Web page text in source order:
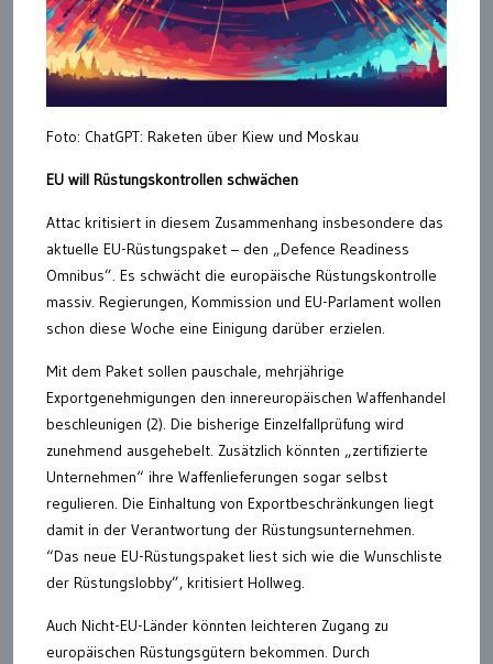
Foto: ChatGPT: Raketen über Kiew und Moskau
EU will Rüstungskontrollen schwächen
Attac kritisiert in diesem Zusammenhang insbesondere das
aktuelle EU-Rüstungspaket – den „Defence Readiness
Omnibus”. Es schwächt die europäische Rüstungskontrolle
massiv. Regierungen, Kommission und EU-Parlament wollen
schon diese Woche eine Einigung darüber erzielen.
Mit dem Paket sollen pauschale, mehrjährige
Exportgenehmigungen den innereuropäischen Waffenhandel
beschleunigen (2). Die bisherige Einzelfallprüfung wird
zunehmend ausgehebelt. Zusätzlich könnten „zertifizierte
Unternehmen“ ihre Waffenlieferungen sogar selbst
regulieren. Die Einhaltung von Exportbeschränkungen liegt
damit in der Verantwortung der Rüstungsunternehmen.
“Das neue EU-Rüstungspaket liest sich wie die Wunschliste
der Rüstungslobby”, kritisiert Hollweg.
Auch Nicht-EU-Länder könnten leichteren Zugang zu
europäischen Rüstungsgütern bekommen. Durch